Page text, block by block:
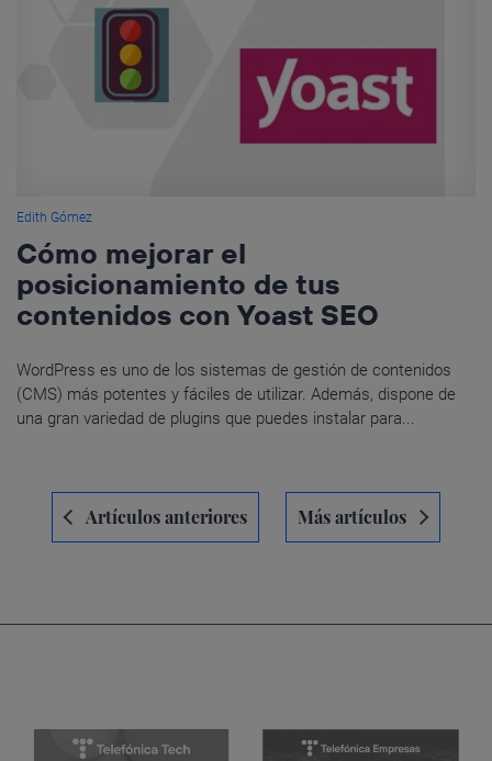
Edith Gómez
Cómo mejorar el
posicionamiento de tus
contenidos con Yoast SEO
WordPress es uno de los sistemas de gestión de contenidos
(CMS) más potentes y fáciles de utilizar. Además, dispone de
una gran variedad de plugins que puedes instalar para...
Navegación
entradas
Artículos anteriores Más artículos